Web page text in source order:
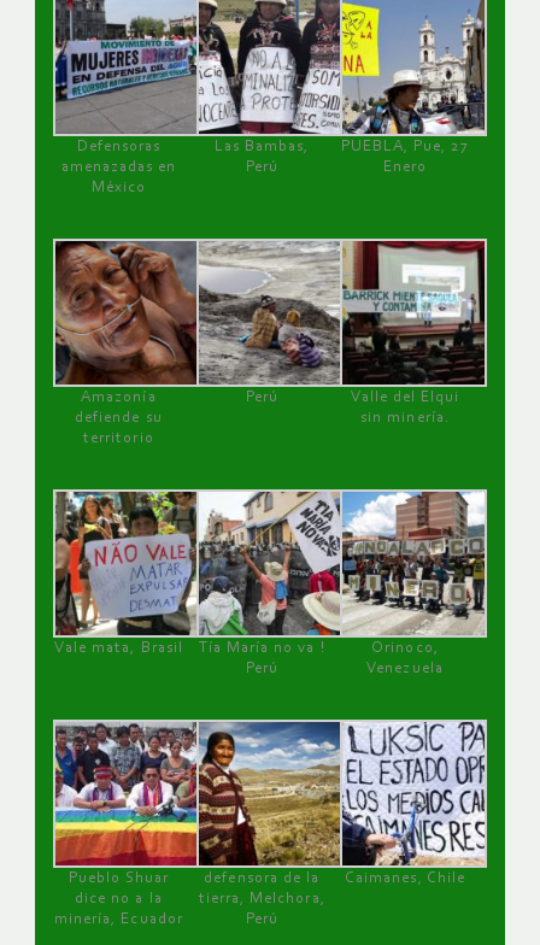
Defensoras
amenazadas en
México
Las Bambas,
Perú
PUEBLA, Pue, 27
Enero
Amazonía
defiende su
territorio
Perú
Valle del Elqui
sin minería.
Vale mata, Brasil
Tía María no va !
Perú
Orinoco,
Venezuela
Pueblo Shuar
dice no a la
minería, Ecuador
defensora de la
tierra, Melchora,
Perú
Caimanes, Chile